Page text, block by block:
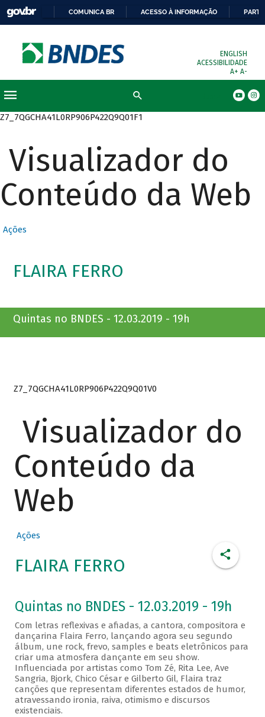
COMUNICA BR ACESSO À INFORMAÇÃO
ENGLISH
ACESSIBILIDADE
A+ A-
Z7_7QGCHA41L0RP906P422Q9Q01F1
Visualizador do
Conteúdo da Web
Ações
FLAIRA FERRO
Quintas no BNDES - 12.03.2019 - 19h
Z7_7QGCHA41L0RP906P422Q9Q01V0
Visualizador do
Conteúdo da
Web
Ações
FLAIRA FERRO
Quintas no BNDES - 12.03.2019 - 19h
Com letras reflexivas e afiadas, a cantora, compositora e
dançarina Flaira Ferro, lançando agora seu segundo
álbum, une rock, frevo, samples e beats eletrônicos para
criar uma atmosfera dançante em seu show.
Influenciada por artistas como Tom Zé, Rita Lee, Ave
Sangria, Bjork, Chico César e Gilberto Gil, Flaira traz
canções que representam diferentes estados de humor,
atravessando ironia, raiva, otimismo e discursos
existenciais.